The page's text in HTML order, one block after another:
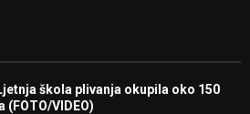
škola plivanja okupila oko 150
(FOTO/VIDEO)